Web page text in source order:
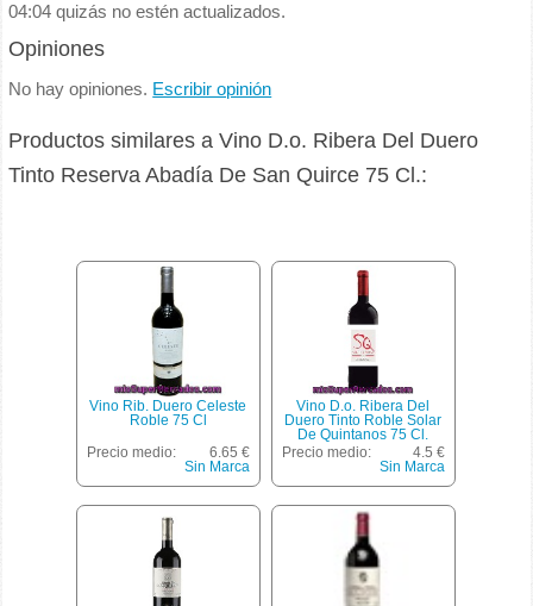
04:04 quizás no estén actualizados.
Opiniones
No hay opiniones. Escribir opinión
Productos similares a Vino D.o. Ribera Del Duero
Tinto Reserva Abadía De San Quirce 75 Cl.:
Vino Rib. Duero Celeste
Roble 75 Cl
Precio medio:
6.65 €
Sin Marca
Vino D.o. Ribera Del
Duero Tinto Roble Solar
De Quintanos 75 Cl.
Precio medio:
4.5 €
Sin Marca